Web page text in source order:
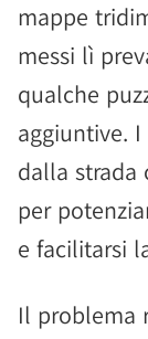
mappe
messi lì
qualche
aggiuntive.
dalla strada
per
e facilitarsi
Il problema